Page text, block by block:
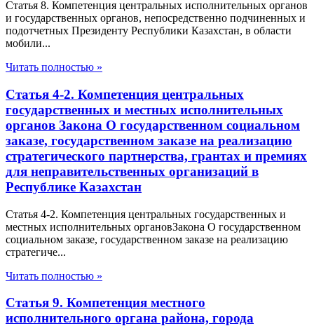
Статья 8. Компетенция центральных исполнительных органов
и государственных органов, непосредственно подчиненных и
подотчетных Президенту Республики Казахстан, в области
мобили...
Читать полностью »
Статья 4-2. Компетенция центральных
государственных и местных исполнительных
органов Закона О государственном социальном
заказе, государственном заказе на реализацию
стратегического партнерства, грантах и премиях
для неправительственных организаций в
Республике Казахстан
Статья 4-2. Компетенция центральных государственных и
местных исполнительных органовЗакона О государственном
социальном заказе, государственном заказе на реализацию
стратегиче...
Читать полностью »
Статья 9. Компетенция местного
исполнительного органа района, города